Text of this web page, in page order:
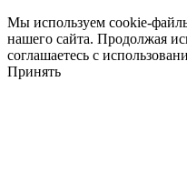
Мы используем cookie-
нашего сайта. Продолжая
соглашаетесь с
Принять